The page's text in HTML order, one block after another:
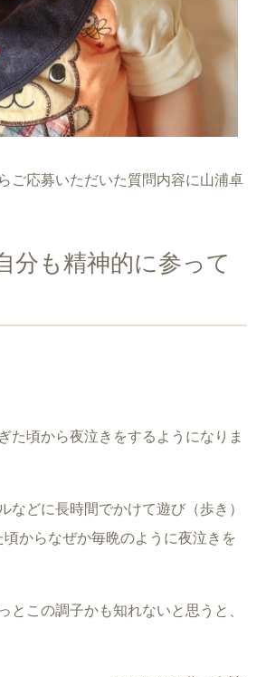
ご応募いただいた質問内容に山浦卓
分も精神的に参って
た頃から夜泣きをするようになりま
どに長時間でかけて遊び（歩き）
からなぜか毎晩のように夜泣きを
この調子かも知れないと思うと、